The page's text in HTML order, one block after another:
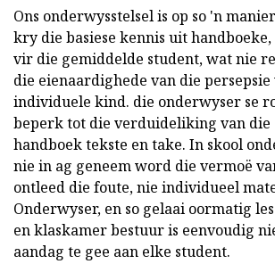
Ons onderwysstelsel is op so 'n
kry die basiese kennis uit
vir die gemiddelde student, wat nie
die eienaardighede van die persepsie
individuele kind. die onderwyser se
beperk tot die verduideliking van die
handboek tekste en take. In skool
nie in ag geneem word die vermoë
ontleed die foute, nie individueel
Onderwyser, en so gelaai oormatig
en klaskamer bestuur is eenvoudig
aandag te gee aan elke student.